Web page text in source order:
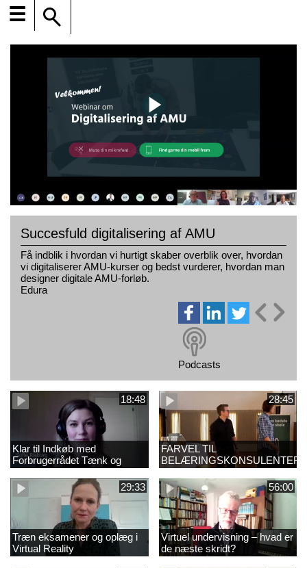
☰
Succesfuld digitalisering af AMU
Få indblik i hvordan vi hurtigt skaber overblik over, hvordan
vi digitaliserer AMU-kurser og bedst vurderer, hvordan man
designer digitale AMU-forløb.
Edura
Podcasts
18:48
Klar til Indkøb med
Forbrugerrådet Tænk og
28:45
FARVEL TIL
29:33
Træn eksamener og oplæg i
Virtual Reality
56:00
Virtuel undervisning – hvad er
de næste skridt?